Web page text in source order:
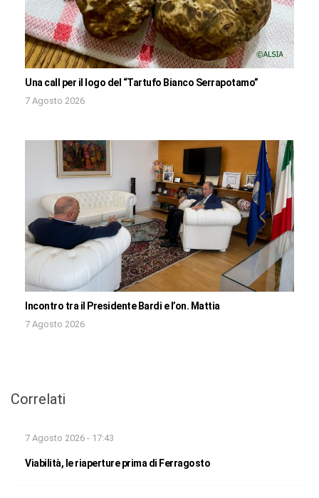
Una call per il logo del “Tartufo Bianco Serrapotamo”
7 Agosto 2026
Incontro tra il Presidente Bardi e l’on. Mattia
7 Agosto 2026
Correlati
7 Agosto 2026 - 17:43
Viabilità, le riaperture prima di Ferragosto